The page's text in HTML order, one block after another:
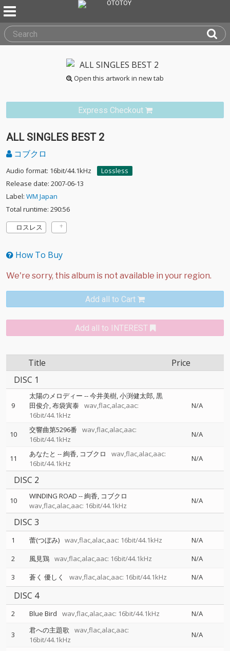
Open this artwork in new tab
Express Checkout
ALL SINGLES BEST 2
コブクロ
Audio format: 16bit/44.1kHz
Lossless
Release date: 2007-06-13
Label: WM Japan
Total runtime: 290:56
ロスレス
How To Buy
Add all to Cart
Add all to INTEREST
Title
Price
DISC 1
9
太陽のメロディー --今井美樹 小渕健太郎 黒
田俊介 布袋寅泰 wav,flac,alac,aac:
16bit/44.1kHz
N/A
10 交響曲第5296番
wav,flac,alac,aac:
16bit/44.1kHz
N/A
11 あなたと --絢香 コブクロ
wav,flac,alac,aac:
16bit/44.1kHz
N/A
DISC 2
10 WINDING ROAD --絢香 コブクロ
wav,flac,alac,aac: 16bit/44.1kHz
N/A
DISC 3
1 蕾(つぼみ) wav,flac,alac,aac: 16bit/44.1kHz
N/A
2
風見鶏 wav,flac,alac,aac: 16bit/44.1kHz
N/A
3
蒼く 優しく wav,flac,alac,aac: 16bit/44.1kHz N/A
DISC 4
2 Blue Bird wav,flac,alac,aac: 16bit/44.1kHz N/A
3 君への主題歌
wav,flac,alac,aac:
16bit/44.1kHz
N/A